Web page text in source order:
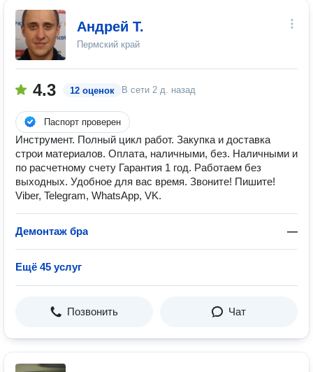
Андрей Т.
Пермский край
4.3 12 оценок В сети 2 д. назад
Паспорт проверен
Инструмент. Полный цикл работ. Закупка и доставка
строи материалов. Оплата, наличными, без. Наличными и
по расчетному счету Гарантия 1 год. Работаем без
выходных. Удобное для вас время. Звоните! Пишите!
Viber, Telegram, WhatsApp, VK.
Демонтаж бра —
Ещё 45 услуг
Позвонить Чат